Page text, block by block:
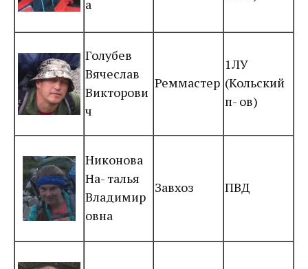
а
Голубев
Вячеслав
Викторови
ч
Реммастер
1ЛУ
(Кольский
п- ов)
Никонова
На- талья
Владимир
овна
Завхоз ПВД